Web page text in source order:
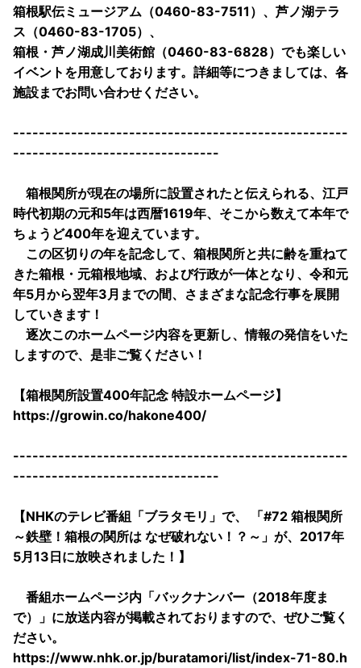
箱根駅伝ミュージアム（0460-83-7511）、芦ノ湖テラ
ス（0460-83-1705）、
箱根・芦ノ湖成川美術館（0460-83-6828）でも楽しい
イベントを用意しております。詳細等につきましては、各
施設までお問い合わせください。
----------------------------------------------------
--------------------------------
箱根関所が現在の場所に設置されたと伝えられる、江戸
時代初期の元和5年は西暦1619年、そこから数えて本年で
ちょうど400年を迎えています。
この区切りの年を記念して、箱根関所と共に齢を重ねて
きた箱根・元箱根地域、および行政が一体となり、令和元
年5月から翌年3月までの間、さまざまな記念行事を展開
していきます！
逐次このホームページ内容を更新し、情報の発信をいた
しますので、是非ご覧ください！
【箱根関所設置400年記念 特設ホームページ】
https://growin.co/hakone400/
----------------------------------------------------
--------------------------------
【NHKのテレビ番組「ブラタモリ」で、 「#72 箱根関所
～鉄壁！箱根の関所は なぜ破れない！？～」が、2017年
5月13日に放映されました！】
番組ホームページ内「バックナンバー（2018年度ま
で）」に放送内容が掲載されておりますので、ぜひご覧く
ださい。
https://www.nhk.or.jp/buratamori/list/index-71-80.h